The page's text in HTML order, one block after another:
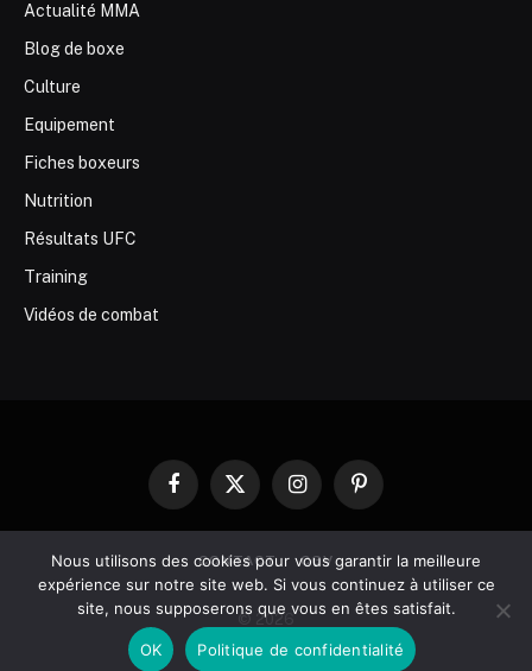
Actualité MMA
Blog de boxe
Culture
Equipement
Fiches boxeurs
Nutrition
Résultats UFC
Training
Vidéos de combat
Facebook
X
InstagramPinterest
CONTACT CGV
© 2026
Nous utilisons des cookies pour vous garantir la meilleure
expérience sur notre site web. Si vous continuez à utiliser ce
site, nous supposerons que vous en êtes satisfait.
OK Politique de confidentialité